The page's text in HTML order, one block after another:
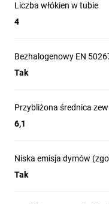
Liczba włókien w tubie
4
Bezhalogenowy EN
Tak
Przybliżona średnica
6,1
Niska emisja dymów
Tak